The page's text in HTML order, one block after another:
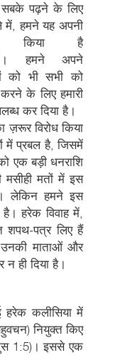
पढ़ने के लिए
में, हमने यह अपनी
किया है
हमने अपने
को भी सभी को
के लिए हमारी
कर दिया है।
विरोध किया
में प्रबल है, जिसमें
एक बड़ी धनराशि
मतों में इस
लेकिन हमने इस
हरेक विवाह में,
शपथ-पत्र लिए हैं
माताओं और
ही दिया है।
हरेक कलीसिया में
नियुक्त किए
1:5)। इससे एक